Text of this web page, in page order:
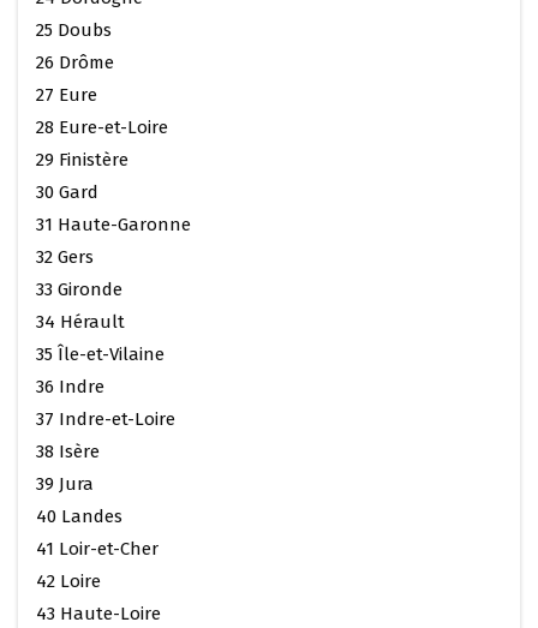
25 Doubs
26 Drôme
27 Eure
28 Eure-et-Loire
29 Finistère
30 Gard
31 Haute-Garonne
32 Gers
33 Gironde
34 Hérault
35 Île-et-Vilaine
36 Indre
37 Indre-et-Loire
38 Isère
39 Jura
40 Landes
41 Loir-et-Cher
42 Loire
43 Haute-Loire